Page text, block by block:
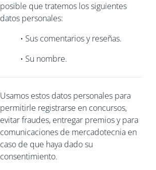
posible que tratemos los siguientes
datos personales:
• Sus comentarios y reseñas.
• Su nombre.
Usamos estos datos personales para
permitirle registrarse en concursos,
evitar fraudes, entregar premios y para
comunicaciones de mercadotecnia en
caso de que haya dado su
consentimiento.